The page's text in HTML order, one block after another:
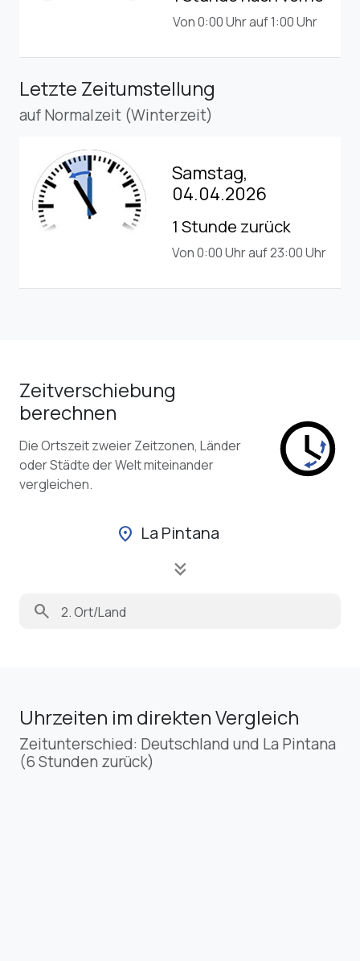
Von 0:00 Uhr auf 1:00 Uhr
Letzte Zeitumstellung
auf Normalzeit (Winterzeit)
Samstag,
04.04.2026
1 Stunde zurück
Von 0:00 Uhr auf 23:00 Uhr
Zeitverschiebung
berechnen
Die Ortszeit zweier Zeitzonen, Länder
oder Städte der Welt miteinander
vergleichen.
location_on La Pintana
keyboard_double_arrow_down
search
Uhrzeiten im direkten Vergleich
Zeitunterschied: Deutschland und La Pintana
(6 Stunden zurück)